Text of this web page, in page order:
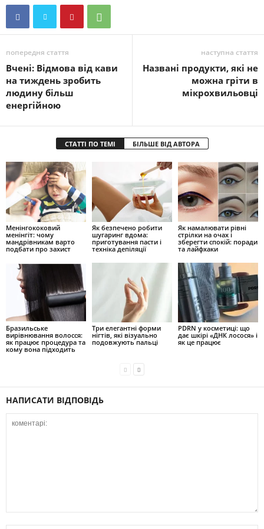
попередня стаття
Вчені: Відмова від кави
на тиждень зробить
людину більш
енергійною
наступна стаття
Названі продукти, які не
можна гріти в
мікрохвильовці
СТАТТІ ПО ТЕМІ БІЛЬШЕ ВІД АВТОРА
Менінгококовий
менінгіт: чому
мандрівникам варто
подбати про захист
Як безпечено робити
шугаринг вдома:
приготування пасти і
техніка депіляції
Як намалювати рівні
стрілки на очах і
зберегти спокій: поради
та лайфхаки
Бразильське
вирівнювання волосся:
як працює процедура та
кому вона підходить
Три елегантні форми
нігтів, які візуально
подовжують пальці
PDRN у косметиці: що
дає шкірі «ДНК лосося» і
як це працює
НАПИСАТИ ВІДПОВІДЬ